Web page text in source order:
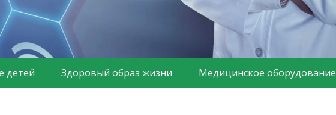
детей Здоровый образ жизни Медицинское оборудование